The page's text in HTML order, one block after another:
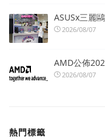
ASUSx三麗
2026/08/07
AMD公佈
2026/08/07
熱門標籤